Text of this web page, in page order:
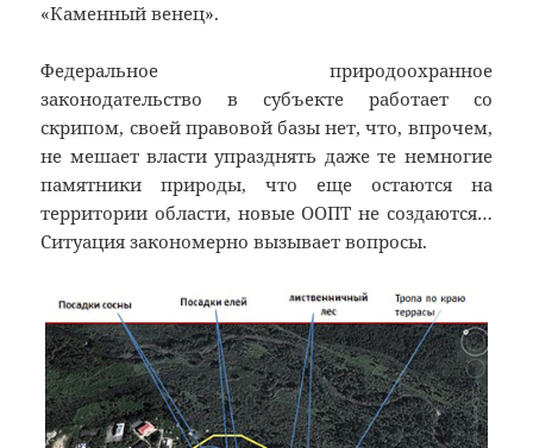
«Каменный венец».
Федеральное природоохранное
законодательство в субъекте работает со
скрипом, своей правовой базы нет, что, впрочем,
не мешает власти упразднять даже те немногие
памятники природы, что еще остаются на
территории области, новые ООПТ не создаются…
Ситуация закономерно вызывает вопросы.